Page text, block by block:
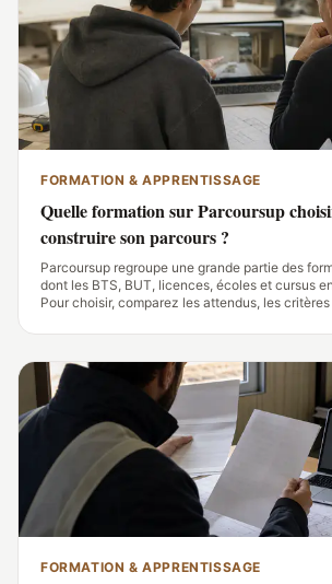
FORMATION & APPRENTISSAGE
Quelle formation sur Parcoursup
construire son parcours ?
Parcoursup regroupe une grande partie des
dont les BTS, BUT, licences, écoles et cursus
Pour choisir, comparez les attendus, les critères
d’alternance de chaque fiche.
FORMATION & APPRENTISSAGE